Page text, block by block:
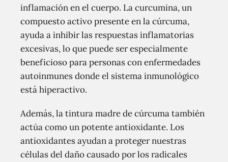
inflamación en el cuerpo. La curcumina, un
compuesto activo presente en la cúrcuma,
ayuda a inhibir las respuestas inflamatorias
excesivas, lo que puede ser especialmente
beneficioso para personas con enfermedades
autoinmunes donde el sistema inmunológico
está hiperactivo.
Además, la tintura madre de cúrcuma también
actúa como un potente antioxidante. Los
antioxidantes ayudan a proteger nuestras
células del daño causado por los radicales